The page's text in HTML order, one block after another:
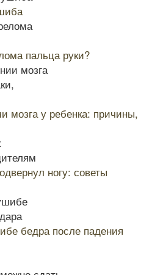
пальца руки?
мозга у ребенка: причины,
ногу: советы
бедра после падения